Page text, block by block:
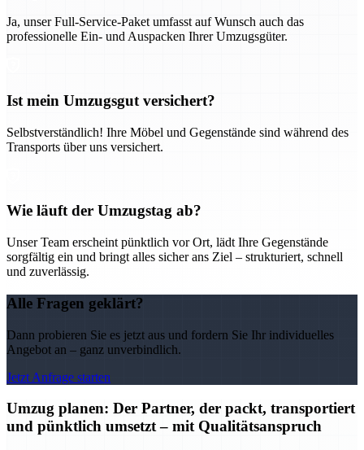
Ja, unser Full-Service-Paket umfasst auf Wunsch auch das
professionelle Ein- und Auspacken Ihrer Umzugsgüter.
Ist mein Umzugsgut versichert?
Selbstverständlich! Ihre Möbel und Gegenstände sind während des
Transports über uns versichert.
Wie läuft der Umzugstag ab?
Unser Team erscheint pünktlich vor Ort, lädt Ihre Gegenstände
sorgfältig ein und bringt alles sicher ans Ziel – strukturiert, schnell
und zuverlässig.
Alle Fragen geklärt?
Dann probieren Sie es jetzt aus und fordern Sie Ihr individuelles
Angebot an – ganz unverbindlich.
Jetzt Anfrage starten
Umzug planen: Der Partner, der packt, transportiert
und pünktlich umsetzt – mit Qualitätsanspruch